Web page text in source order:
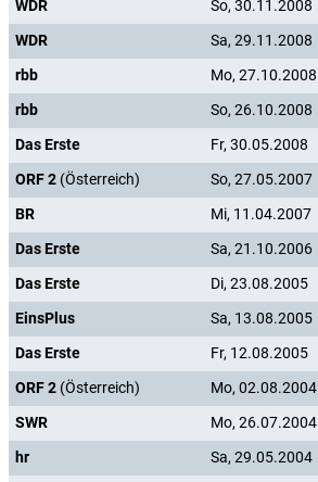
WDR
So, 30.11.2008
WDR
Sa, 29.11.2008
rbb
Mo, 27.10.2008
rbb
So, 26.10.2008
Das Erste
Fr, 30.05.2008
ORF 2 (Österreich) So, 27.05.2007
BR
Mi, 11.04.2007
Das Erste
Sa, 21.10.2006
Das Erste
Di, 23.08.2005
EinsPlus
Sa, 13.08.2005
Das Erste
Fr, 12.08.2005
ORF 2 (Österreich) Mo, 02.08.2004
SWR
Mo, 26.07.2004
hr
Sa, 29.05.2004